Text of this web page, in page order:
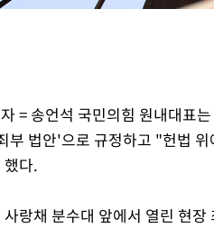
주·윤난실
상 최대
능성도
일부 구축
= 송언석 국민의힘 원내대표
부 법안'으로 규정하고 "헌법
다.
랑채 분수대 앞에서 열린 현